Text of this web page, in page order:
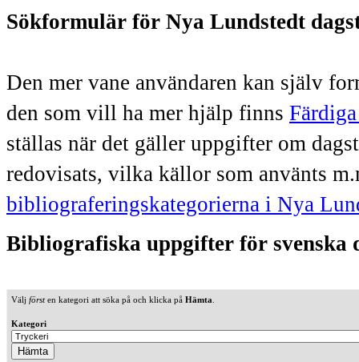
Sökformulär för Nya Lundstedt
Den mer vane användaren kan själv
den som vill ha mer hjälp finns
ställas när det gäller uppgifter om
redovisats, vilka källor som använts
bibliograferingskategorierna i Nya
Bibliografiska uppgifter för svenska
Välj försten kategori att söka på och klicka på Hämta
Kategori